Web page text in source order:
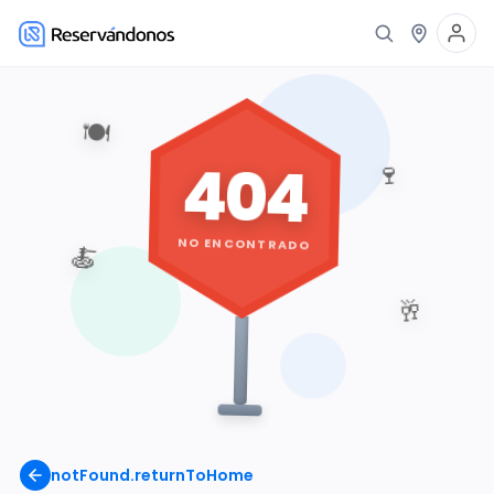
notFound.returnToHome
🍽️
🍷
🥂
🍝
404
NO ENCONTRADO